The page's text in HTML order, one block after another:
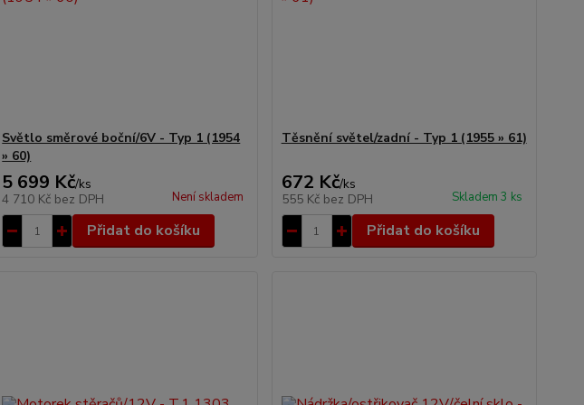
Světlo směrové boční/6V - Typ 1 (1954
» 60)
5 699 Kč/ks
4 710 Kč bez DPH Není skladem
Přidat do košíku
Těsnění světel/zadní - Typ 1 (1955 » 61)
672 Kč/ks
555 Kč bez DPH Skladem 3 ks
Přidat do košíku